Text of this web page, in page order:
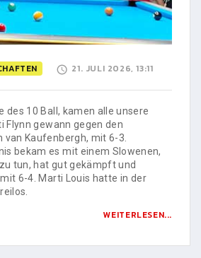
21. JULI 2026, 13:11
des 10 Ball, kamen alle unsere
Flynn gewann gegen den
van Kaufenbergh, mit 6-3.
bekam es mit einem Slowenen,
tun, hat gut gekämpft und
6-4. Marti Louis hatte in der
WEITERLESEN...